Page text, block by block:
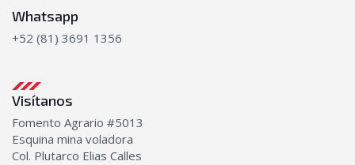
Whatsapp
+52 (81) 3691 1356
Visítanos
Fomento Agrario #5013
Esquina mina voladora
Col. Plutarco Elias Calles